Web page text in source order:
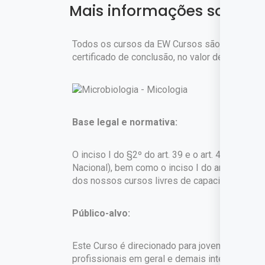
Mais informações sobre o
Todos os cursos da EW Cursos são gratuitos.
certificado de conclusão, no valor de
Base legal e normativa:
O inciso I do §2º do art. 39 e o art. 42 da Lei
Nacional), bem como o inciso I do art. 1º do
dos nossos cursos livres de capacitação
Público-alvo:
Este Curso é direcionado para jovens e
profissionais em geral e demais interessados.